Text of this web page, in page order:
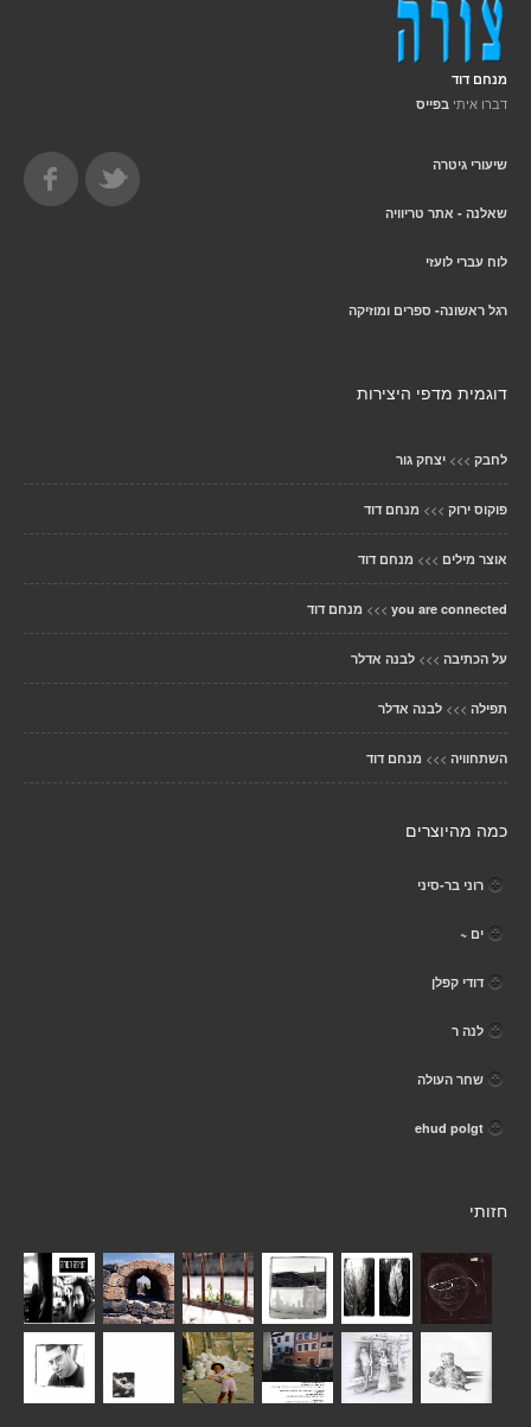
מנחם דוד
דברו איתי בפייס
שיעורי גיטרה
שאלנה - אתר טריוויה
לוח עברי לועזי
רגל ראשונה- ספרים ומוזיקה
דוגמית מדפי היצירות
לחבק >>> יצחק גור
פוקוס ירוק >>> מנחם דוד
אוצר מילים >>> מנחם דוד
you are connected
>>> מנחם דוד
על הכתיבה >>> לבנה אדלר
תפילה >>> לבנה אדלר
השתחוויה >>> מנחם דוד
כמה מהיוצרים
רוני בר-סיני
ים ~
דודי קפלן
לנה ר
שחר העולה
ehud polgt
חזותי